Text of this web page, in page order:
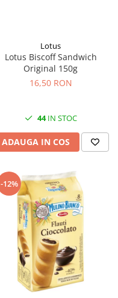
Lotus
Lotus Biscoff Sandwich
Original 150g
16,50 RON
44IN STOC
ADAUGA IN COS
-12%